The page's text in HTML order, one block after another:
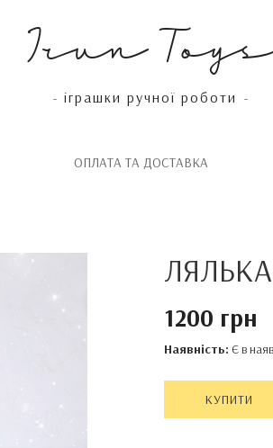
Irun
- іграшки ручної роботи -
OПЛАТА ТА ДОСТАВКА
1200 грн
Наявність: Є в
КУПИТИ